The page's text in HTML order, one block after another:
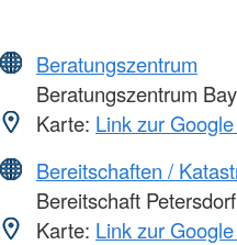
Beratungszentrum
Beratungszentrum
Karte: Link zur
Bereitschaften /
Bereitschaft Petersdorf
Karte: Link zur